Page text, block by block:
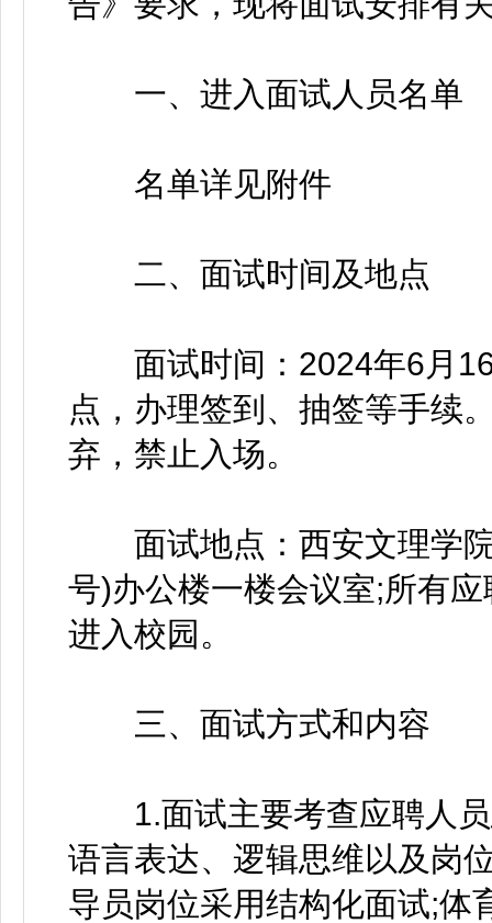
一、进入面试人员名单
名单详见附件
二、面试时间及地点
面试时间：2024年6月16
点，办理签到、抽签等手续
弃，禁止入场。
面试地点：西安文理学院
号)办公楼一楼会议室;所有
进入校园。
三、面试方式和内容
1.面试主要考查应聘人员
语言表达、逻辑思维以及岗
导员岗位采用结构化面试;体